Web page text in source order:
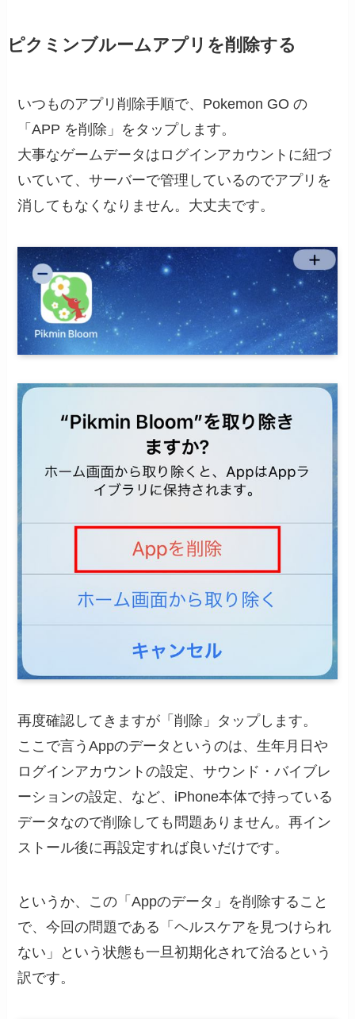
ピクミンブルームアプリを削除する
いつものアプリ削除手順で、Pokemon GO の
「APP を削除」をタップします。
大事なゲームデータはログインアカウントに紐づ
いていて、サーバーで管理しているのでアプリを
消してもなくなりません。大丈夫です。
再度確認してきますが「削除」タップします。
ここで言うAppのデータというのは、生年月日や
ログインアカウントの設定、サウンド・バイブレ
ーションの設定、など、iPhone本体で持っている
データなので削除しても問題ありません。再イン
ストール後に再設定すれば良いだけです。
というか、この「Appのデータ」を削除すること
で、今回の問題である「ヘルスケアを見つけられ
ない」という状態も一旦初期化されて治るという
訳です。